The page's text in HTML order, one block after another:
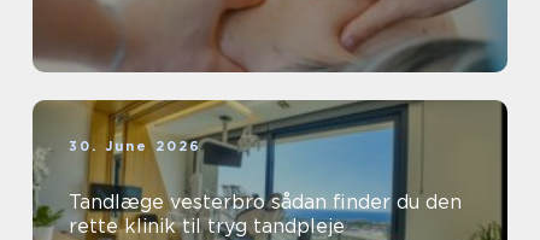
30. June 2026
Tandlæge vesterbro sådan finder du den
rette klinik til tryg tandpleje